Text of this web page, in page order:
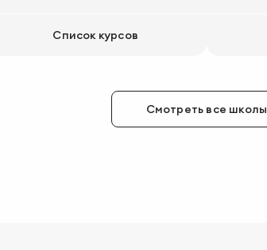
Список курсов
Смотреть все школы